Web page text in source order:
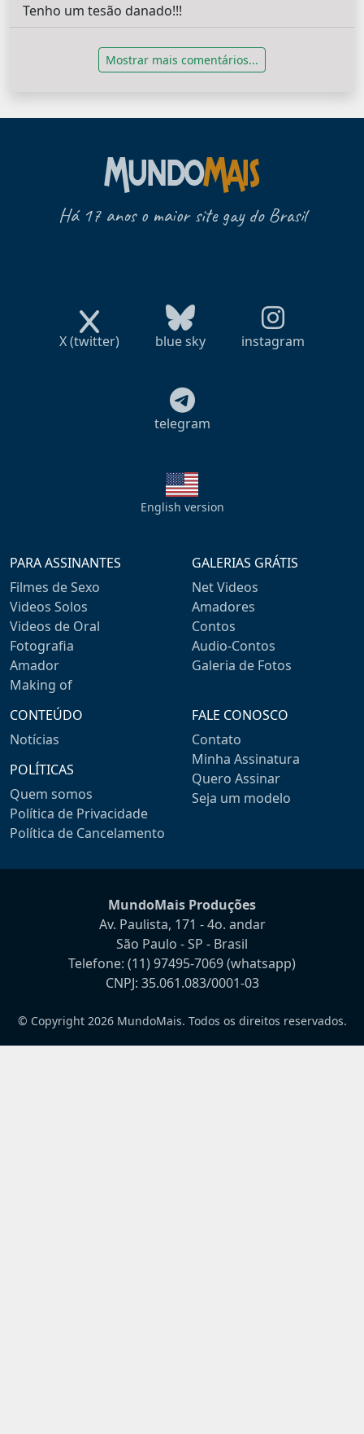
Tenho um tesão danado!!!
Mostrar mais comentários...
Há 17 anos o maior site gay do Brasil
X (twitter) blue sky instagram
telegram
English version
PARA ASSINANTES
Filmes de Sexo
Videos Solos
Videos de Oral
Fotografia
Amador
Making of
GALERIAS GRÁTIS
Net Videos
Amadores
Contos
Audio-Contos
Galeria de Fotos
CONTEÚDO
Notícias
POLÍTICAS
Quem somos
Política de Privacidade
Política de Cancelamento
FALE CONOSCO
Contato
Minha Assinatura
Quero Assinar
Seja um modelo
MundoMais Produções
Av. Paulista, 171 - 4o. andar
São Paulo - SP - Brasil
Telefone: (11) 97495-7069(whatsapp)
CNPJ: 35.061.083/0001-03
© Copyright 2026 MundoMais. Todos os direitos reservados.